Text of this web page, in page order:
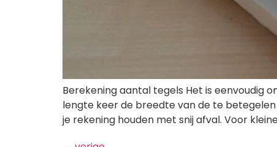
Berekening aantal tegels Het is eenvoudig
lengte keer de breedte van de te
je rekening houden met snij afval. Voor